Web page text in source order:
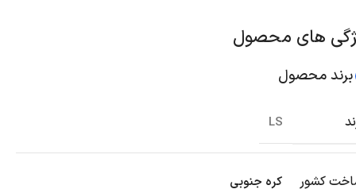
های محصول
برند محصول
LS
کشور کره جنوبی